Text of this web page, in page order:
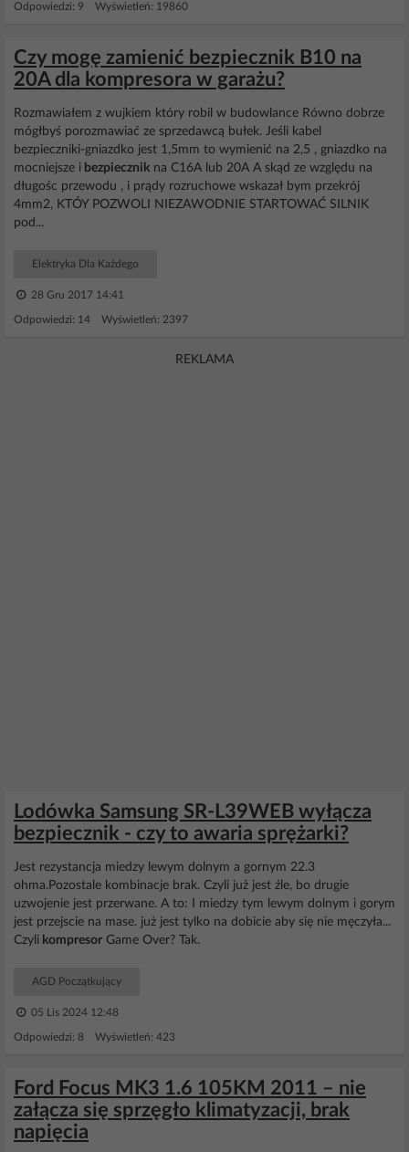
Odpowiedzi: 9 Wyświetleń: 19860
Czy mogę zamienić bezpiecznik B10 na
20A dla kompresora w garażu?
Rozmawiałem z wujkiem który robil w budowlance Równo dobrze
mógłbyś porozmawiać ze sprzedawcą bułek. Jeśli kabel
bezpieczniki-gniazdko jest 1,5mm to wymienić na 2,5 , gniazdko na
mocniejsze i bezpiecznik na C16A lub 20A A skąd ze względu na
długośc przewodu , i prądy rozruchowe wskazał bym przekrój
4mm2, KTÓY POZWOLI NIEZAWODNIE STARTOWAĆ SILNIK
pod...
Elektryka Dla Każdego
28 Gru 2017 14:41
Odpowiedzi: 14 Wyświetleń: 2397
REKLAMA
Lodówka Samsung SR-L39WEB wyłącza
bezpiecznik - czy to awaria sprężarki?
Jest rezystancja miedzy lewym dolnym a gornym 22.3
ohma.Pozostale kombinacje brak. Czyli już jest źle, bo drugie
uzwojenie jest przerwane. A to: I miedzy tym lewym dolnym i gorym
jest przejscie na mase. już jest tylko na dobicie aby się nie męczyła...
Czyli kompresor Game Over? Tak.
AGD Początkujący
05 Lis 2024 12:48
Odpowiedzi: 8 Wyświetleń: 423
Ford Focus MK3 1.6 105KM 2011 – nie
załącza się sprzęgło klimatyzacji, brak
napięcia